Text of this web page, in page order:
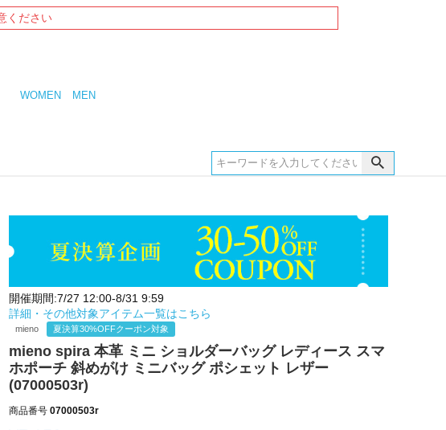
ください
WOMEN MEN
開催期間:7/27 12:00-8/31 9:59
詳細・その他対象アイテム一覧はこちら
mieno 夏決算30%OFFクーポン対象
mieno spira 本革 ミニ ショルダーバッグ レディース スマ
ホポーチ 斜めがけ ミニバッグ ポシェット レザー
(07000503r)
商品番号 07000503r